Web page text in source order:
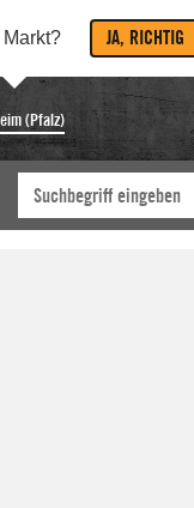
JA, RICHTIG
(Pfalz)